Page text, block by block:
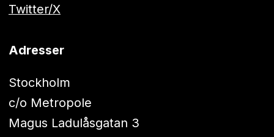
Twitter/X
Adresser
Stockholm
c/o Metropole
Magus Ladulåsgatan 3